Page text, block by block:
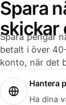
Spara
skickar
Spara pengar
betalt i över
konto, när det
Hantera
Ha dina